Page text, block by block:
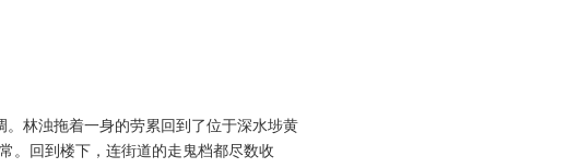
林浊拖着一身的劳累回到了位于深水埗黄
。回到楼下，连街道的走鬼档都尽数收